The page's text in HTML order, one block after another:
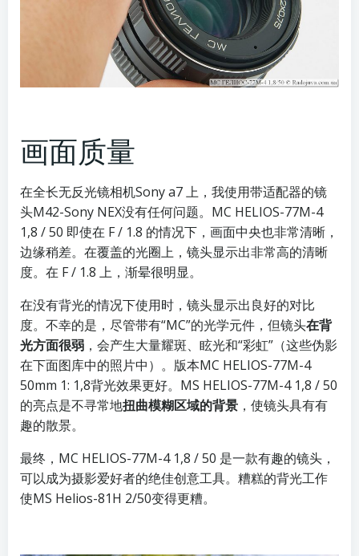
画面质量
在全长无反光镜相机Sony a7 上，我使用带适配器的镜
头M42-Sony NEX没有任何问题。MC HELIOS-77M-4
1,8 / 50 即使在 F / 1.8 的情况下，画面中央也非常清晰，
边缘稍差。在覆盖的光圈上，镜头显示出非常高的清晰
度。在 F / 1.8 上，渐晕很明显。
在没有背光的情况下使用时，镜头显示出良好的对比
度。不幸的是，尽管带有“MC”的光学元件，但镜头在背
光方面很弱 ，会产生大量耀斑、眩光和“彩虹”（这些伪影
在下面图库中的照片中）。版本MC HELIOS-77M-4
50mm 1: 1,8背光效果更好。MS HELIOS-77M-4 1,8 / 50
的亮点是不寻常地扭曲模糊区域的背景 ，使镜头具有有
趣的散景。
最终，MC HELIOS-77M-4 1,8 / 50 是一款有趣的镜头，
可以成为摄影爱好者的绝佳创意工具。糟糕的背光工作
使MS Helios-81H 2/50变得更糟。